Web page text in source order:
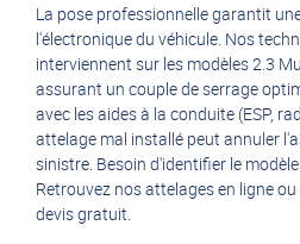
La pose professionnelle garantit
l'électronique du véhicule. Nos
interviennent sur les modèles 2.3
assurant un couple de serrage
avec les aides à la conduite (ESP,
attelage mal installé peut annuler
sinistre. Besoin d'identifier le
Retrouvez nos attelages en ligne
devis gratuit.